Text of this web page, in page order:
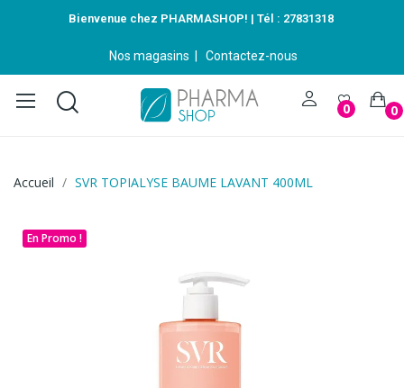
Bienvenue chez PHARMASHOP! | Tél : 27831318
Nos magasins Contactez-nous
0 0
Accueil SVR TOPIALYSE BAUME LAVANT 400ML
En Promo !